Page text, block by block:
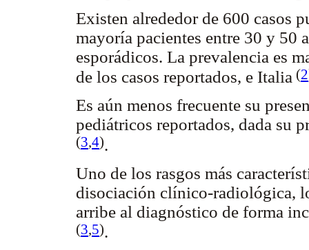
Existen alrededor de 600 casos
mayoría pacientes entre 30 y 50
esporádicos. La prevalencia es
de los casos reportados, e Italia (2
Es aún menos frecuente su
pediátricos reportados, dada su
(3,4).
Uno de los rasgos más
disociación clínico-radiológica,
arribe al diagnóstico de forma
(3,5).